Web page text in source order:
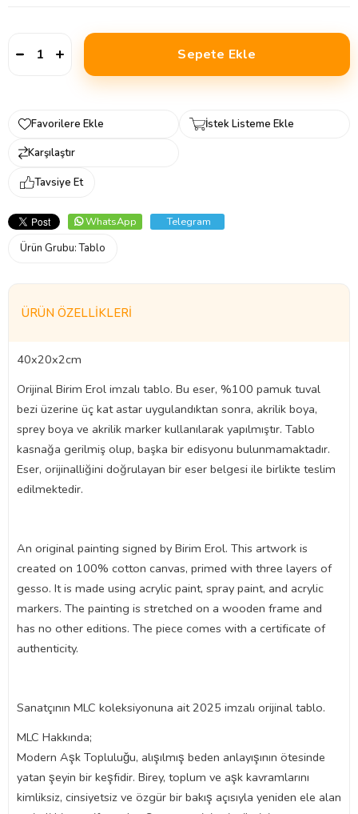
Favorilere Ekle
İstek Listeme Ekle
Karşılaştır
Tavsiye Et
WhatsApp
Telegram
Ürün Grubu:Tablo
ÜRÜN ÖZELLIKLERI
40x20x2cm
Orijinal Birim Erol imzalı tablo. Bu eser, %100 pamuk tuval
bezi üzerine üç kat astar uygulandıktan sonra, akrilik boya,
sprey boya ve akrilik marker kullanılarak yapılmıştır. Tablo
kasnağa gerilmiş olup, başka bir edisyonu bulunmamaktadır.
Eser, orijinalliğini doğrulayan bir eser belgesi ile birlikte teslim
edilmektedir.
An original painting signed by Birim Erol. This artwork is
created on 100% cotton canvas, primed with three layers of
gesso. It is made using acrylic paint, spray paint, and acrylic
markers. The painting is stretched on a wooden frame and
has no other editions. The piece comes with a certificate of
authenticity.
Sanatçının MLC koleksiyonuna ait 2025 imzalı orijinal tablo.
MLC Hakkında;
Modern Aşk Topluluğu, alışılmış beden anlayışının ötesinde
yatan şeyin bir keşfidir. Birey, toplum ve aşk kavramlarını
kimliksiz, cinsiyetsiz ve özgür bir bakış açısıyla yeniden ele alan